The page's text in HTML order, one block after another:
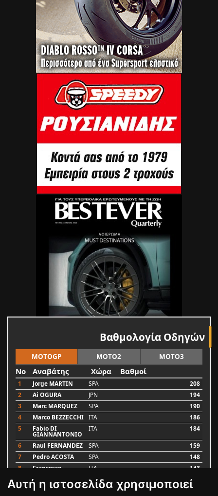
Αυτή η ιστοσελίδα χρησιμοποιεί
Βαθμολογία Οδηγών
MOTOGP MOTO2 MOTO3
No Αναβάτης Χώρα Βαθμοί
1 Jorge MARTIN SPA
208
2
Ai OGURA JPN
194
3
Marc MARQUEZ SPA
190
4
Marco BEZZECCHI ITA
186
5
Fabio DI
GIANNANTONIO
ITA 184
6 Raul FERNANDEZ SPA
159
7
Pedro ACOSTA SPA
148
8
Francesco ITA 143
9 Alex MARQUEZ SPA